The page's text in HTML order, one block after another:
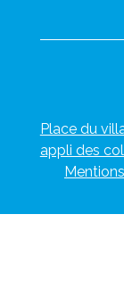
Place du
appli des